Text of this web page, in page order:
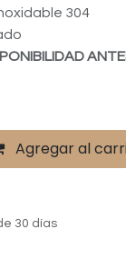
304
Agregar al
30 días